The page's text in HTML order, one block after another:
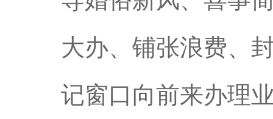
大办、铺张浪费、
记窗口向前来办理